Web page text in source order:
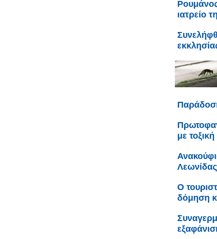
ιατρείο
με
Λεωνίδας
Ο
δόμηση